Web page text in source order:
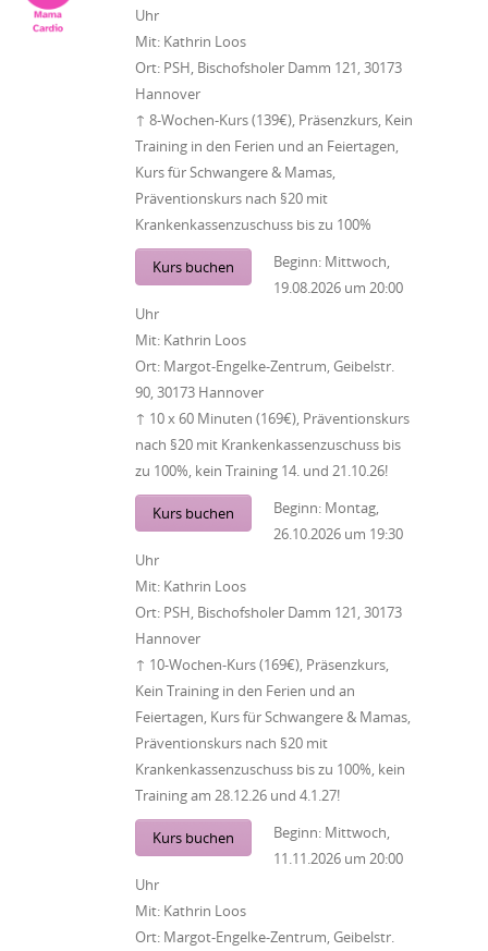
Uhr
Mit: Kathrin Loos
Ort: PSH, Bischofsholer Damm 121, 30173
Hannover
↑ 8-Wochen-Kurs (139€), Präsenzkurs, Kein
Training in den Ferien und an Feiertagen,
Kurs für Schwangere & Mamas,
Präventionskurs nach §20 mit
Krankenkassenzuschuss bis zu 100%
Kurs buchen Beginn: Mittwoch,
19.08.2026 um 20:00
Uhr
Mit: Kathrin Loos
Ort: Margot-Engelke-Zentrum, Geibelstr.
90, 30173 Hannover
↑ 10 x 60 Minuten (169€), Präventionskurs
nach §20 mit Krankenkassenzuschuss bis
zu 100%, kein Training 14. und 21.10.26!
Kurs buchen Beginn: Montag,
26.10.2026 um 19:30
Uhr
Mit: Kathrin Loos
Ort: PSH, Bischofsholer Damm 121, 30173
Hannover
↑ 10-Wochen-Kurs (169€), Präsenzkurs,
Kein Training in den Ferien und an
Feiertagen, Kurs für Schwangere & Mamas,
Präventionskurs nach §20 mit
Krankenkassenzuschuss bis zu 100%, kein
Training am 28.12.26 und 4.1.27!
Kurs buchen Beginn: Mittwoch,
11.11.2026 um 20:00
Uhr
Mit: Kathrin Loos
Ort: Margot-Engelke-Zentrum, Geibelstr.